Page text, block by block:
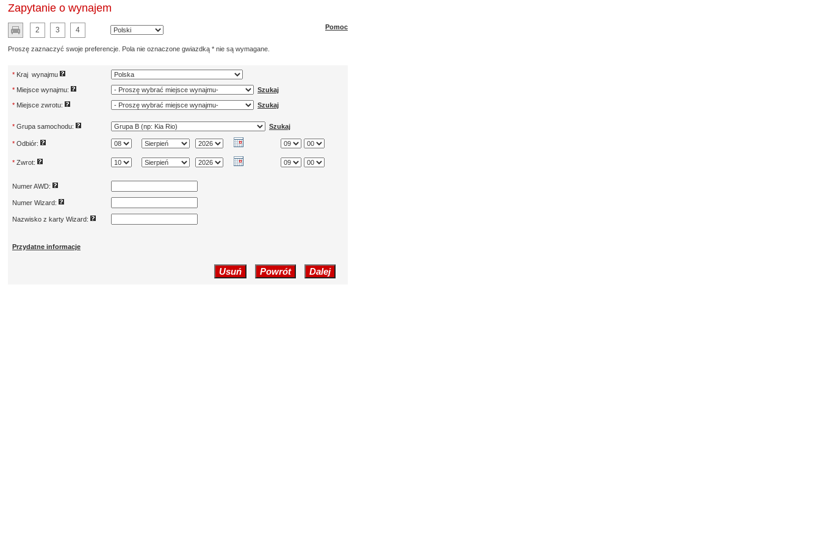
Zapytanie o wynajem
2 3 4 Pomoc
Proszę zaznaczyć swoje preferencje. Pola nie oznaczone gwiazdką * nie są wymagane.
* Kraj wynajmu
* Miejsce wynajmu: Szukaj
* Miejsce zwrotu: Szukaj
* Grupa samochodu: Szukaj
* Odbiór:
* Zwrot:
Numer AWD:
Numer Wizard:
Nazwisko z karty Wizard:
Przydatne informacje